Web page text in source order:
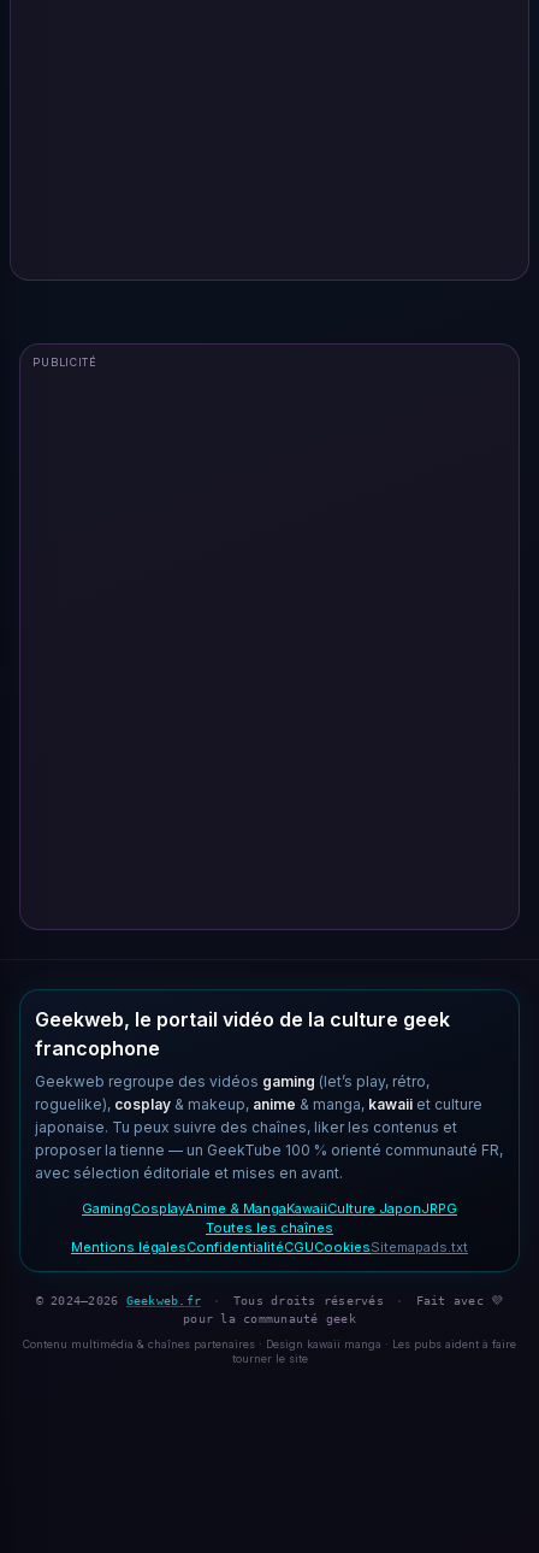
PUBLICITÉ
Geekweb, le portail vidéo de la culture geek
francophone
Geekweb regroupe des vidéos gaming (let’s play, rétro,
roguelike), cosplay & makeup, anime & manga, kawaii et culture
japonaise. Tu peux suivre des chaînes, liker les contenus et
proposer la tienne — un GeekTube 100 % orienté communauté FR,
avec sélection éditoriale et mises en avant.
GamingCosplayAnime & MangaKawaiiCulture JaponJRPG
Toutes les chaînes
Mentions légalesConfidentialitéCGUCookiesSitemapads.txt
© 2024–2026 Geekweb.fr · Tous droits réservés ·
Fait avec 💜
pour la communauté geek
Contenu multimédia & chaînes partenaires · Design kawaii manga · Les pubs aident à faire
tourner le site